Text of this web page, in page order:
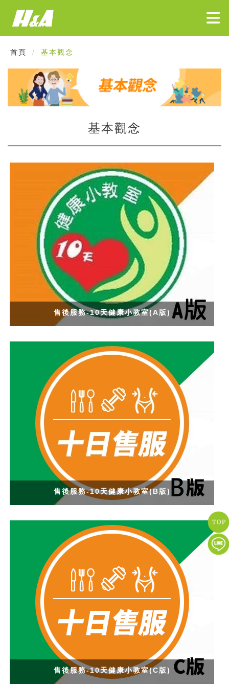
首頁 基本觀念
基本觀念
售後服務-10天健康小教室(A版)
售後服務-10天健康小教室(B版)
售後服務-10天健康小教室(C版)